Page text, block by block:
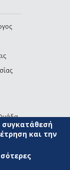
sends e-mail)
και την